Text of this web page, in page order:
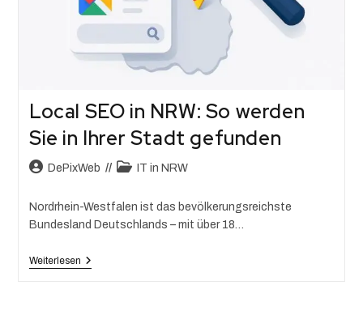
Local SEO in NRW: So werden
Sie in Ihrer Stadt gefunden
DePixWeb IT in NRW
Nordrhein-Westfalen ist das bevölkerungsreichste
Bundesland Deutschlands – mit über 18…
Weiterlesen